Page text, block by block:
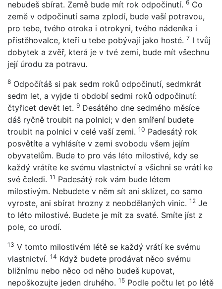
nebudeš sbírat. Země bude mít rok odpočinutí. 6 Co
země v odpočinutí sama zplodí, bude vaší potravou,
pro tebe, tvého otroka i otrokyni, tvého nádeníka i
přistěhovalce, kteří u tebe pobývají jako hosté. 7 I tvůj
dobytek a zvěř, která je v tvé zemi, bude mít všechnu
její úrodu za potravu.
8 Odpočítáš si pak sedm roků odpočinutí, sedmkrát
sedm let, a vyjde ti období sedmi roků odpočinutí:
čtyřicet devět let. 9 Desátého dne sedmého měsíce
dáš ryčně troubit na polnici; v den smíření budete
troubit na polnici v celé vaší zemi. 10 Padesátý rok
posvětíte a vyhlásíte v zemi svobodu všem jejím
obyvatelům. Bude to pro vás léto milostivé, kdy se
každý vrátíte ke svému vlastnictví a všichni se vrátí ke
své čeledi. 11 Padesátý rok vám bude létem
milostivým. Nebudete v něm sít ani sklízet, co samo
vyroste, ani sbírat hrozny z neobdělaných vinic. 12 Je
to léto milostivé. Budete je mít za svaté. Smíte jíst z
pole, co urodí.
13 V tomto milostivém létě se každý vrátí ke svému
vlastnictví. 14 Když budete prodávat něco svému
bližnímu nebo něco od něho budeš kupovat,
nepoškozujte jeden druhého. 15 Podle počtu let po létě